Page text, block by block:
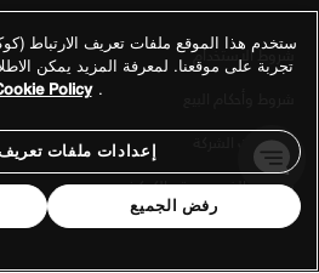
شروط الاستخدام
معلومات الشركة
سياسة الخصوصية والكوكيز
ستخدم هذا الموقع ملفات تعريف الارتباط
تجربة على موقعنا. لمعرفة المزيد يمكن
.
Policy
إعدادات ملفات تعريف
رفض الجميع